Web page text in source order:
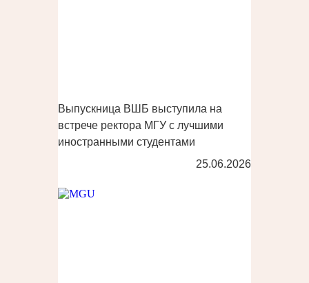
Выпускница ВШБ выступила на
встрече ректора МГУ с лучшими
иностранными студентами
25.06.2026